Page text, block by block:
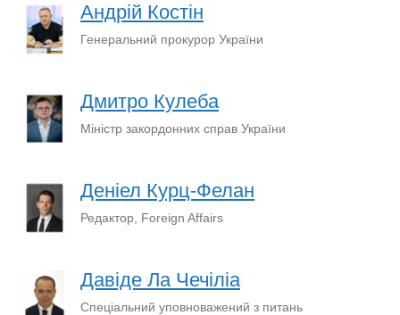
Андрій Костін
Генеральний прокурор України
Дмитро Кулеба
Міністр закордонних справ України
Деніел Курц-Фелан
Редактор, Foreign Affairs
Давіде Ла Чечіліа
Спеціальний уповноважений з питань